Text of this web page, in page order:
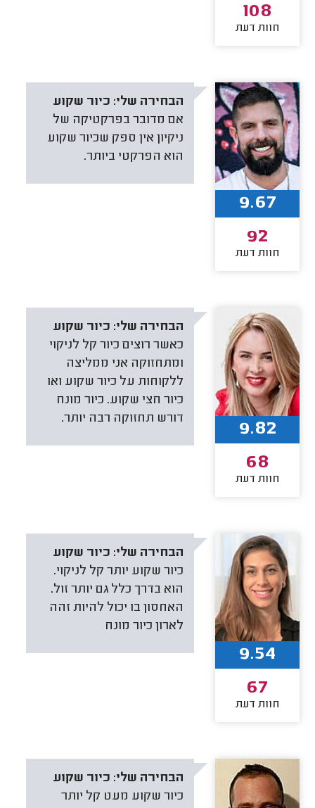
108
חוות דעת
הבחירה שלי: כיור שקוע
אם מדובר בפרקטיקה של
ניקיון אין ספק שכיור שקוע
הוא הפרקטי ביותר.
9.67
92
חוות דעת
הבחירה שלי: כיור שקוע
כאשר רוצים כיור קל לניקוי
ומתחזוקה אני ממליצה
ללקוחות על כיור שקוע ואו
כיור חצי שקוע. כיור מונח
דורש תחזוקה רבה יותר.
9.82
68
חוות דעת
הבחירה שלי: כיור שקוע
כיור שקוע יותר קל לניקוי.
הוא בדרך כלל גם יותר זול.
האחסון בו יכול להיות זהה
לארון כיור מונח
9.54
67
חוות דעת
הבחירה שלי: כיור שקוע
כיור שקוע מעט קל יותר